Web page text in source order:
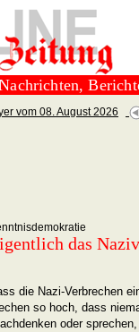
vom 08. August 2026
das
die Nazi-Verbrechen
so hoch, dass
oder